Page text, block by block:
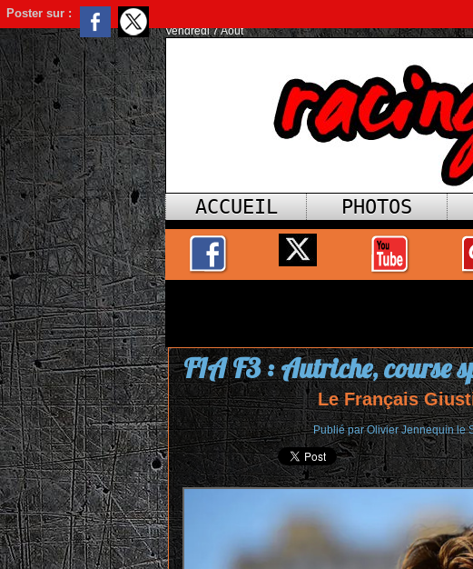
Poster sur :
Vendredi 7 Août
ACCUEIL PHOTOS
FIA F3 : Autriche, course
Le Français
Publié parOlivier Jennequinle